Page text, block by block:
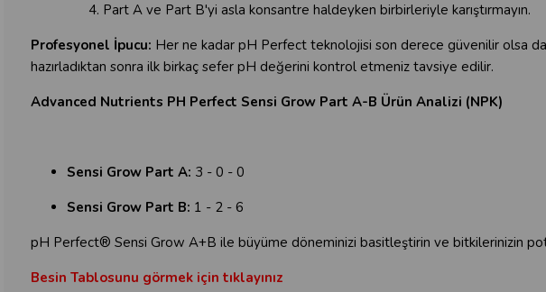
Part A ve Part B'yi asla konsantre haldeyken birbirleriyle karıştırmayın.
Profesyonel İpucu: Her ne kadar pH Perfect teknolojisi son derece güvenilir olsa
hazırladıktan sonra ilk birkaç sefer pH değerini kontrol etmeniz tavsiye edilir.
Advanced Nutrients PH Perfect Sensi Grow Part A-B Ürün Analizi (NPK)
Sensi Grow Part A: 3 - 0 - 0
Sensi Grow Part B: 1 - 2 - 6
pH Perfect® Sensi Grow A+B ile büyüme döneminizi basitleştirin ve bitkilerinizin
Besin Tablosunu görmek için tıklayınız